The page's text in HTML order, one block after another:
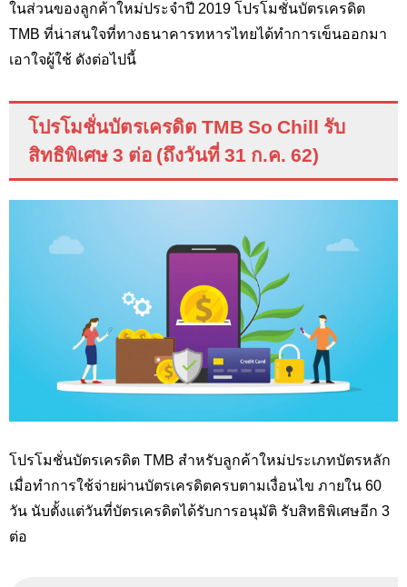
ในส่วนของลูกค้าใหม่ประจำปี 2019 โปรโมชั่นบัตรเครดิต
TMB ที่น่าสนใจที่ทางธนาคารทหารไทยได้ทำการเข็นออกมา
เอาใจผู้ใช้ ดังต่อไปนี้
โปรโมชั่นบัตรเครดิต TMB So Chill รับ
สิทธิพิเศษ 3 ต่อ (ถึงวันที่ 31 ก.ค. 62)
โปรโมชั่นบัตรเครดิต TMB สำหรับลูกค้าใหม่ประเภทบัตรหลัก
เมื่อทำการใช้จ่ายผ่านบัตรเครดิตครบตามเงื่อนไข ภายใน 60
วัน นับตั้งแต่วันที่บัตรเครดิตได้รับการอนุมัติ รับสิทธิพิเศษอีก 3
ต่อ